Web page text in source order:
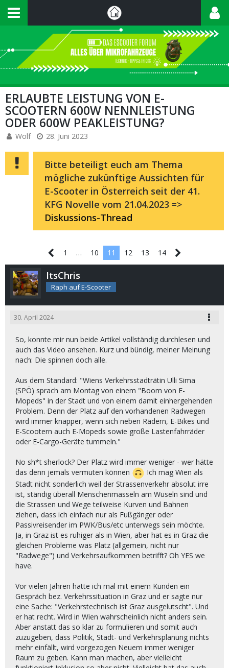
ERLAUBTE LEISTUNG VON E-
SCOOTERN 600W NENNLEISTUNG
ODER 600W PEAKLEISTUNG?
Wolf 28. Juni 2023
Bitte beteiligt euch am Thema
mögliche zukünftige Aussichten für
E-Scooter in Österreich seit der 41.
KFG Novelle vom 21.04.2023 =>
Diskussions-Thread
1 … 10 11 12 13 14
ItsChris
Raph auf E-Scooter
30. April 2024
So, konnte mir nun beide Artikel vollständig durchlesen und
auch das Video ansehen. Kurz und bündig, meiner Meinung
nach: Die spinnen doch alle.
Aus dem Standard: "Wiens Verkehrsstadträtin Ulli Sima
(SPÖ) sprach am Montag von einem "Boom von E-
Mopeds" in der Stadt und von einem damit einhergehenden
Problem. Denn der Platz auf den vorhandenen Radwegen
wird immer knapper, wenn sich neben Rädern, E-Bikes und
E-Scootern auch E-Mopeds sowie große Lastenfahrräder
oder E-Cargo-Geräte tummeln."
No sh*t sherlock? Der Platz wird immer weniger - wer hätte
das denn jemals vermuten können
Ich mag Wien als
Stadt nicht sonderlich weil der Strassenverkehr absolut irre
ist, ständig überall Menschenmasseln am Wuseln sind und
die Strassen und Wege teilweise Kurven und Bahnen
ziehen, dass ich einfach nur als Fußgänger oder
Passivreisender im PWK/Bus/etc unterwegs sein möchte.
Ja, in Graz ist es ruhiger als in Wien, aber hat es in Graz die
gleichen Probleme was Platz (allgemein, nicht nur
"Radwege") und Verkehrsaufkommen betrifft? Oh YES we
have.
Vor vielen Jahren hatte ich mal mit einem Kunden ein
Gespräch bez. Verkehrssituation in Graz und er sagte nur
eine Sache: "Verkehrstechnisch ist Graz ausgelutscht". Und
er hat recht. Wird in Wien wahrscheinlich nicht anders sein.
Aber anstatt das so klar zu formulieren und somit auch
zuzugeben, dass Politik, Stadt- und Verkehrsplanung nichts
mehr einfällt, wird vorgezogen Neuem immer weniger
Raum zu geben. Kann man machen, aber vielleicht